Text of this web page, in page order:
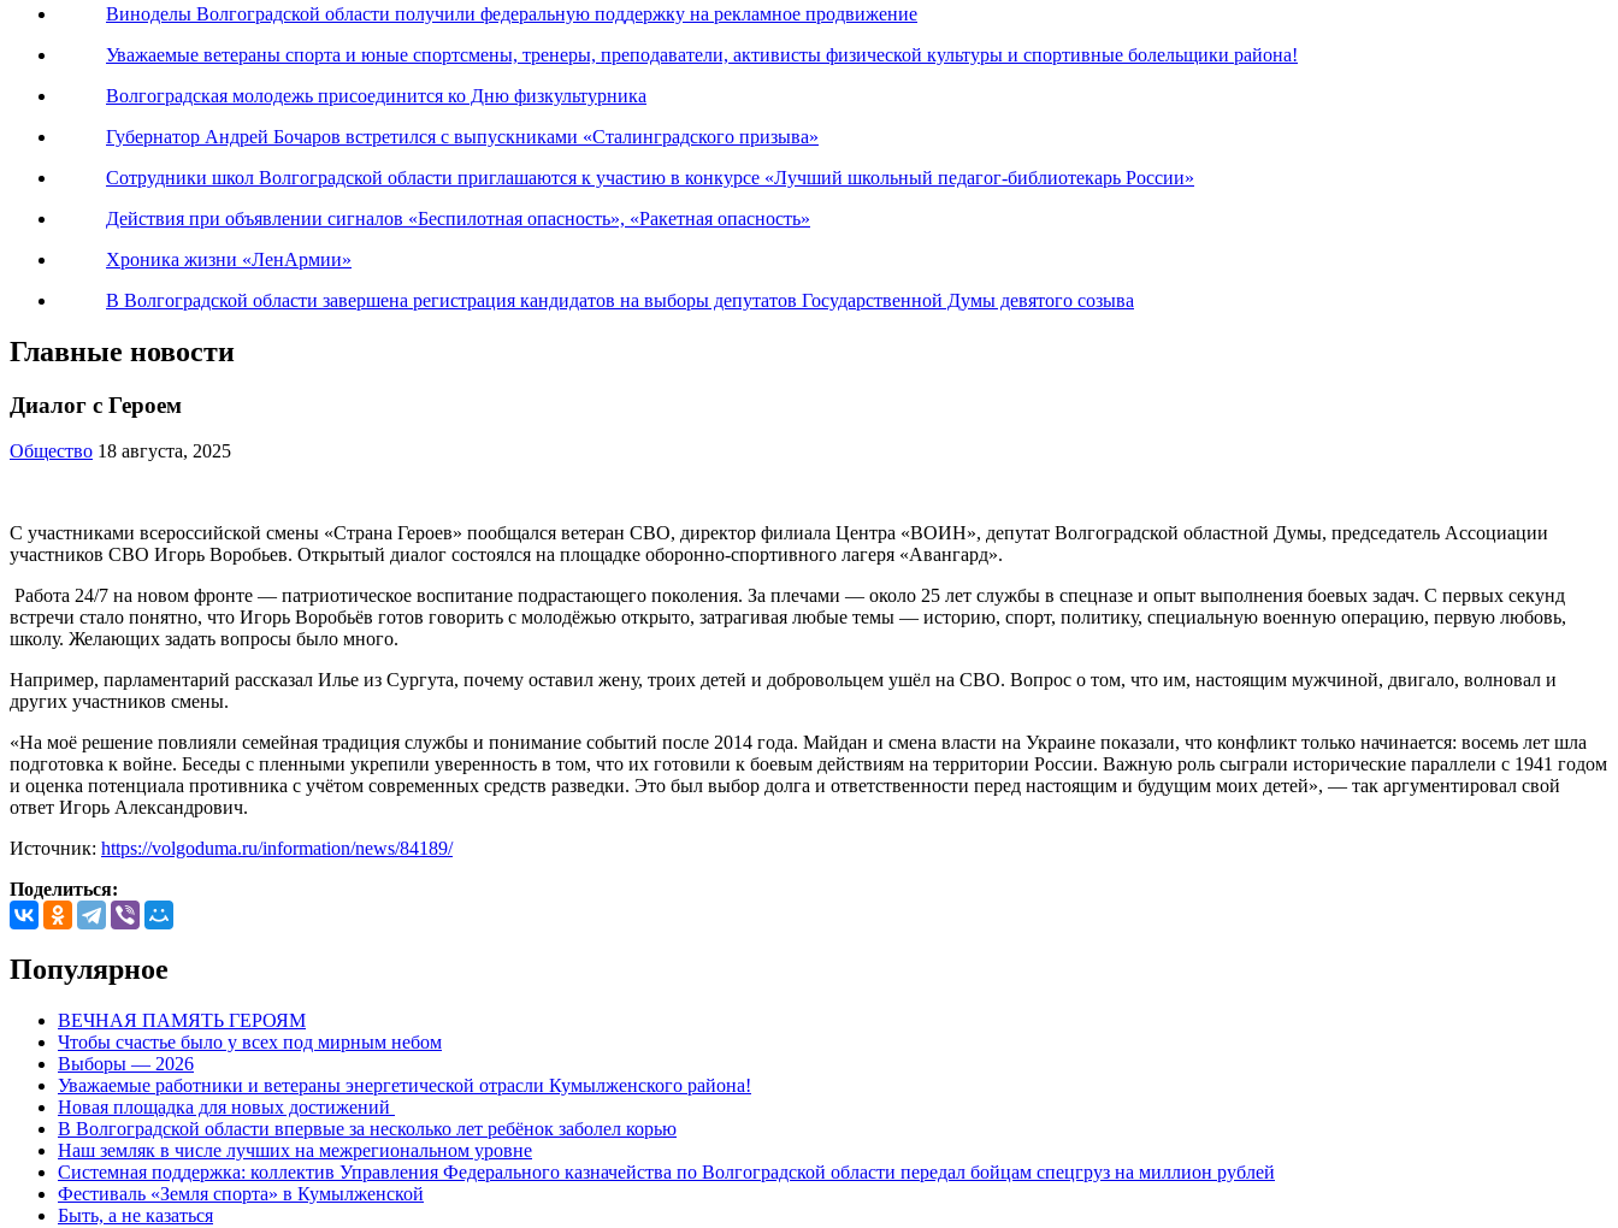
Виноделы Волгоградской области получили федеральную поддержку на рекламное продвижение
Уважаемые ветераны спорта и юные спортсмены, тренеры, преподаватели, активисты физической культуры и спортивные болельщики района!
Волгоградская молодежь присоединится ко Дню физкультурника
Губернатор Андрей Бочаров встретился с выпускниками «Сталинградского призыва»
Сотрудники школ Волгоградской области приглашаются к участию в конкурсе «Лучший школьный педагог-библиотекарь России»
Действия при объявлении сигналов «Беспилотная опасность», «Ракетная опасность»
Хроника жизни «ЛенАрмии»
В Волгоградской области завершена регистрация кандидатов на выборы депутатов Государственной Думы девятого созыва
Главные новости
Диалог с Героем
Общество 18 августа, 2025
С участниками всероссийской смены «Страна Героев» пообщался ветеран СВО, директор филиала Центра «ВОИН», депутат Волгоградской областной Думы, председатель Ассоциации
участников СВО Игорь Воробьев. Открытый диалог состоялся на площадке оборонно-спортивного лагеря «Авангард».
Работа 24/7 на новом фронте — патриотическое воспитание подрастающего поколения. За плечами — около 25 лет службы в спецназе и опыт выполнения боевых задач. С первых секунд
встречи стало понятно, что Игорь Воробьёв готов говорить с молодёжью открыто, затрагивая любые темы — историю, спорт, политику, специальную военную операцию, первую любовь,
школу. Желающих задать вопросы было много.
Например, парламентарий рассказал Илье из Сургута, почему оставил жену, троих детей и добровольцем ушёл на СВО. Вопрос о том, что им, настоящим мужчиной, двигало, волновал и
других участников смены.
«На моё решение повлияли семейная традиция службы и понимание событий после 2014 года. Майдан и смена власти на Украине показали, что конфликт только начинается: восемь лет шла
подготовка к войне. Беседы с пленными укрепили уверенность в том, что их готовили к боевым действиям на территории России. Важную роль сыграли исторические параллели с 1941 годом
и оценка потенциала противника с учётом современных средств разведки. Это был выбор долга и ответственности перед настоящим и будущим моих детей», — так аргументировал свой
ответ Игорь Александрович.
Источник: https://volgoduma.ru/information/news/84189/
Поделиться:
Популярное
ВЕЧНАЯ ПАМЯТЬ ГЕРОЯМ
Чтобы счастье было у всех под мирным небом
Выборы — 2026
Уважаемые работники и ветераны энергетической отрасли Кумылженского района!
Новая площадка для новых достижений
В Волгоградской области впервые за несколько лет ребёнок заболел корью
Наш земляк в числе лучших на межрегиональном уровне
Системная поддержка: коллектив Управления Федерального казначейства по Волгоградской области передал бойцам спецгруз на миллион рублей
Фестиваль «Земля спорта» в Кумылженской
Быть, а не казаться